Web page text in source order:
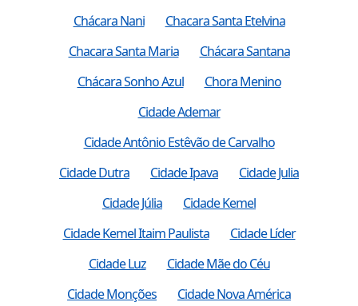
Chácara Nani
Chacara Santa Etelvina
Chacara Santa Maria
Chácara Santana
Chácara Sonho Azul
Chora Menino
Cidade Ademar
Cidade Antônio Estêvão de Carvalho
Cidade Dutra
Cidade Ipava
Cidade Julia
Cidade Júlia
Cidade Kemel
Cidade Kemel Itaim Paulista
Cidade Líder
Cidade Luz
Cidade Mãe do Céu
Cidade Monções
Cidade Nova América